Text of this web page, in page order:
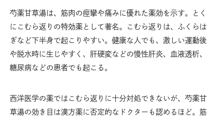
芍薬甘草湯は、筋肉の痙攣や痛みに優れた薬効を示す。とく
にこむら返りの特効薬として著名。こむら返りは、ふくらは
ぎなど下半身で起こりやすい。健康な人でも、激しい運動後
や脱水時に生じやすく、肝硬変などの慢性肝炎、血液透析、
糖尿病などの患者でも起こる。
西洋医学の薬ではこむら返りに十分対処できないが、芍薬甘
草湯の効き目は漢方薬に否定的なドクターも認めるほど。筋